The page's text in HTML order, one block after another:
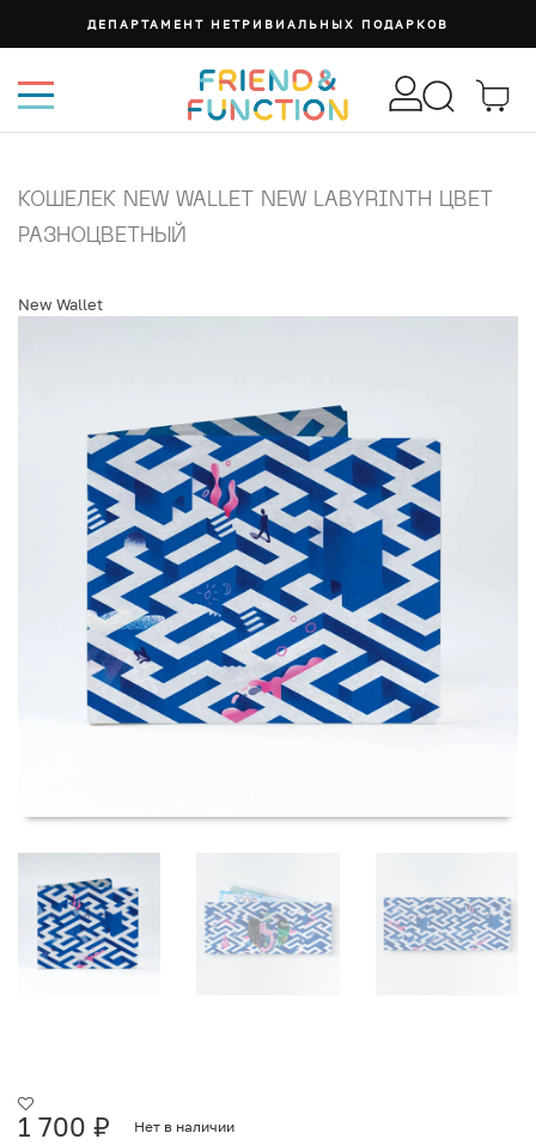
ДЕПАРТАМЕНТ НЕТРИВИАЛЬНЫХ ПОДАРКОВ
КОШЕЛЕК NEW WALLET NEW LABYRINTH ЦВЕТ
РАЗНОЦВЕТНЫЙ
New Wallet
1 700 ₽ Нет в наличии